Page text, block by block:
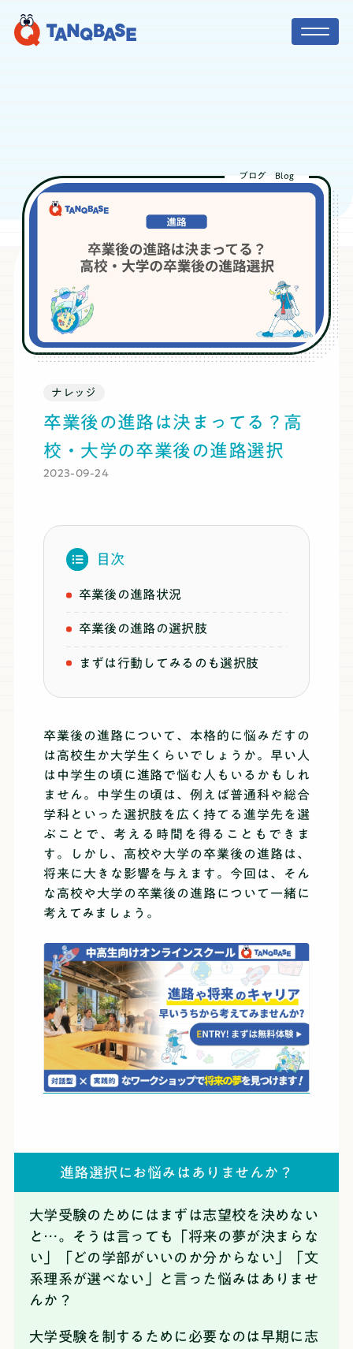
社会人コーチ
利用者の声
ニュース
料金
ブログ Blog
ナレッジ
卒業後の進路は決まってる？高
校・大学の卒業後の進路選択
2023-09-24
目次
卒業後の進路状況
卒業後の進路の選択肢
まずは行動してみるのも選択肢
卒業後の進路について、本格的に悩みだすの
は高校生か大学生くらいでしょうか。早い人
は中学生の頃に進路で悩む人もいるかもしれ
ません。
中学生の頃は、例えば普通科や総合
学科といった選択肢を広く持てる進学先を選
ぶことで、考える時間を得ることもできま
す。しかし、高校や大学の卒業後の進路は、
将来に大きな影響を与えます。今回は、そん
な高校や大学の卒業後の進路について一緒に
考えてみましょう。
進路選択にお悩みはありませんか？
大学受験のためにはまずは志望校を決めない
と…。そうは言っても「将来の夢が決まらな
い」「どの学部がいいのか分からない」「文
系理系が選べない」と言った悩みはありませ
んか？
大学受験を制するために必要なのは早期に志